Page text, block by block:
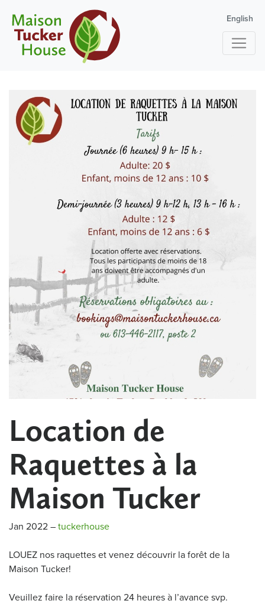
English
Location de
Raquettes à la
Maison Tucker
Jan 2022–tuckerhouse
LOUEZ nos raquettes et venez découvrir la forêt de la
Maison Tucker!
Veuillez faire la réservation 24 heures à l’avance svp.